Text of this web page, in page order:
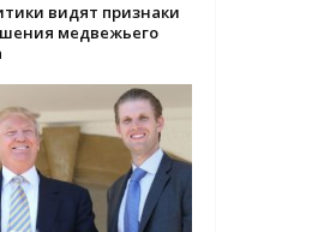
видят признаки
медвежьего